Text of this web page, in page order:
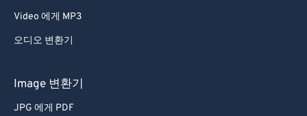
Video 에게 MP3
오디오 변환기
Image 변환기
JPG 에게 PDF